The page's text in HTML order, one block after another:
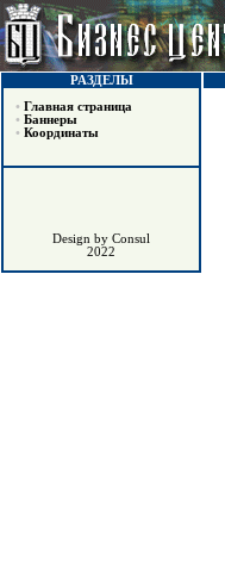
РАЗДЕЛЫ
• Главная страница
• Баннеры
• Координаты
Design by Consul
2022